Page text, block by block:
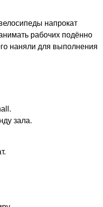
напрокат
рабочих подённо
наняли для выполнения
.
зала.